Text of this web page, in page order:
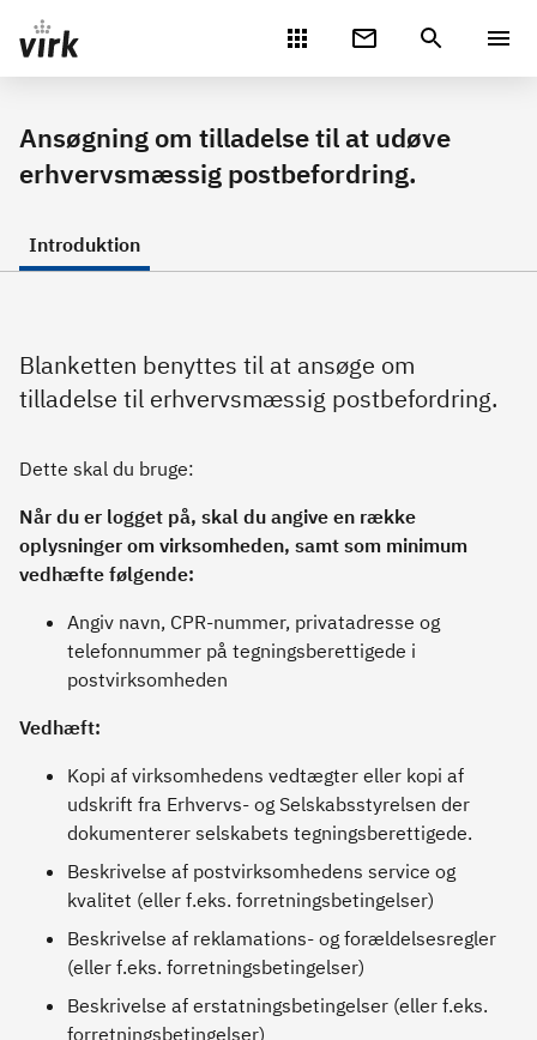
Gå direkte til indhold
Ansøgning om tilladelse til at udøve
erhvervsmæssig postbefordring.
Introduktion
Blanketten benyttes til at ansøge om
tilladelse til erhvervsmæssig postbefordring.
Dette skal du bruge:
Når du er logget på, skal du angive en række
oplysninger om virksomheden, samt som minimum
vedhæfte følgende:
Angiv navn, CPR-nummer, privatadresse og
telefonnummer på tegningsberettigede i
postvirksomheden
Vedhæft:
Kopi af virksomhedens vedtægter eller kopi af
udskrift fra Erhvervs- og Selskabsstyrelsen der
dokumenterer selskabets tegningsberettigede.
Beskrivelse af postvirksomhedens service og
kvalitet (eller f.eks. forretningsbetingelser)
Beskrivelse af reklamations- og forældelsesregler
(eller f.eks. forretningsbetingelser)
Beskrivelse af erstatningsbetingelser (eller f.eks.
forretningsbetingelser)